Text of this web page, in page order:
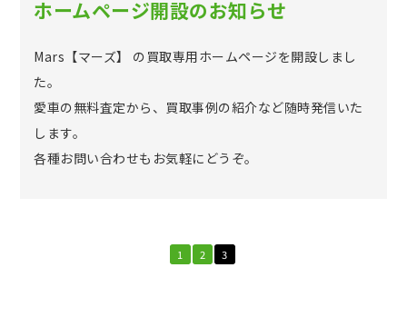
ホームページ開設のお知らせ
Mars【マーズ】 の買取専用ホームページを開設しまし
た。
愛車の無料査定から、買取事例の紹介など随時発信いた
します。
各種お問い合わせもお気軽にどうぞ。
1 2 3